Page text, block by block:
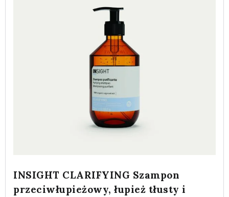
INSIGHT CLARIFYING Szampon
przeciwłupieżowy, łupież tłusty i